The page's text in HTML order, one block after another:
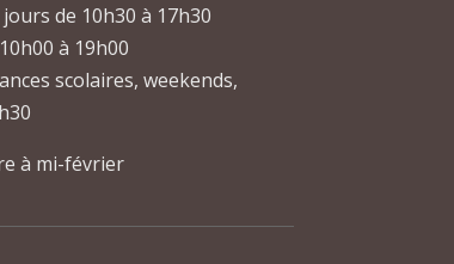
de 10h30 à 17h30
à 19h00
scolaires, weekends,
à mi-février